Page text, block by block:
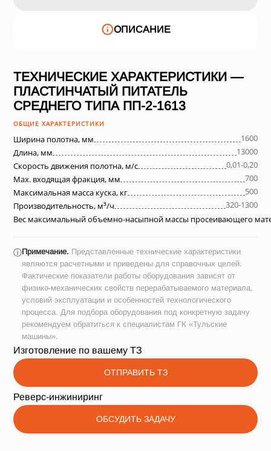
ОПИСАНИЕ
ТЕХНИЧЕСКИЕ ХАРАКТЕРИСТИКИ —
ПЛАСТИНЧАТЫЙ ПИТАТЕЛЬ
СРЕДНЕГО ТИПА ПП-2-1613
ОБЩИЕ ХАРАКТЕРИСТИКИ
Ширина полотна, мм
1600
Длина, мм
13000
Скорость движения полотна, м/с
0,01-0,20
Max. входящая фракция, мм
700
Максимальная масса куска, кг
500
Производительность, м³/ч
320-1300
Вес максимальный объемно-насыпной массы просеивающего
ⓘПримечание. Представленные технические характеристики
являются расчетными и приведены для справочных целей.
Фактические показатели работы оборудования зависят от
физико-механических свойств перерабатываемого материала,
условий эксплуатации и особенностей технологического
процесса. Для подбора оборудования под конкретную задачу
рекомендуем обратиться к специалистам ГК «Тульские
машины».
Изготовление по вашему ТЗ
ОТПРАВИТЬ ТЗ
Реверс-инжиниринг
ОБСУДИТЬ ЗАДАЧУ